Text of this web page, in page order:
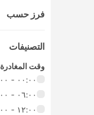
فرز حسب
التصنيفات
وقت المغادرة
٠٠:٠٠ ‏- ٠٦:٠٠
٠٦:٠٠ ‏- ١٢:٠٠
١٢:٠٠ ‏- ١٨:٠٠